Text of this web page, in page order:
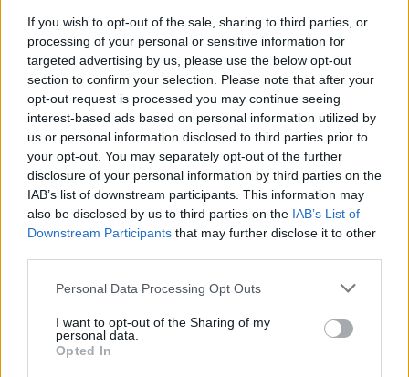
If you wish to opt-out of the sale, sharing to third parties, or
processing of your personal or sensitive information for
targeted advertising by us, please use the below opt-out
section to confirm your selection. Please note that after your
opt-out request is processed you may continue seeing
interest-based ads based on personal information utilized by
us or personal information disclosed to third parties prior to
your opt-out. You may separately opt-out of the further
disclosure of your personal information by third parties on the
IAB’s list of downstream participants. This information may
also be disclosed by us to third parties on the IAB’s List of
Downstream Participants that may further disclose it to other
Personal Data Processing Opt Outs
I want to opt-out of the Sharing of my
personal data.
Opted In
50x70 cm,olaj
vászon,j,j,l:E.Illés Ö.
Kikiáltási ár:75 000 Ft
Aukció:
Boda Gallery of Art 25.
árverés
Aukció időpontja: 2018-05-31
18:00
60x80
cm,olaj,vászon,j,j,l:E.Illés Ö.
Kikiáltási ár:80 000Ft
Aukció:
Boda Gallery of Art 25.
árverés
Aukció időpontja: 2018-05-31
18:00
MEGTEKINTEM